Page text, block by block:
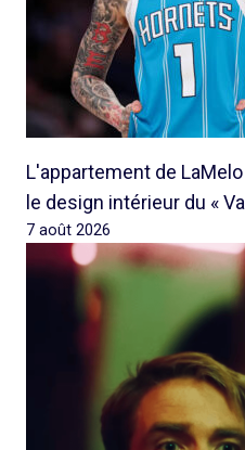
L'appartement de
le design intérieur du «
7 août 2026